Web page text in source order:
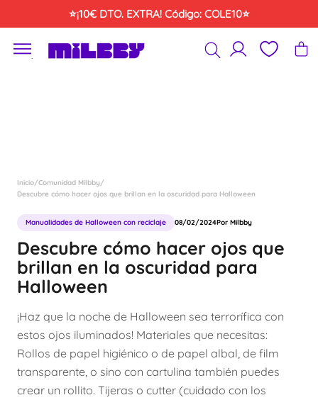
⭐¡10€ DTO. EXTRA! Código: COLE10⭐
´
Inicio/Comunidad Milbby/
Descubre cómo hacer ojos que brillan en la oscuridad para Halloween
Manualidades de Halloween con reciclaje 08/02/2024Por Milbby
Descubre cómo hacer ojos que
brillan en la oscuridad para
Halloween
¡Haz que la noche de Halloween sea terrorífica con
estos ojos iluminados! Materiales que necesitas:
Rollos de papel higiénico o de papel albal, de film
transparente, o sino con cartulina también puedes
crear un rollito. Tijeras o cutter (cuidado con los